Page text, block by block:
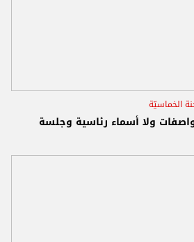
الخماسيّة
ولا أسماء رئاسية وجلسة